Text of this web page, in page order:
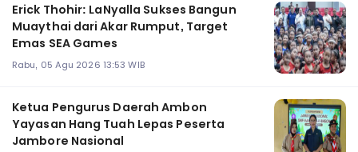
Erick Thohir: LaNyalla Sukses Bangun
Muaythai dari Akar Rumput, Target
Emas SEA Games
Rabu, 05 Agu 2026 13:53 WIB
Ketua Pengurus Daerah Ambon
Yayasan Hang Tuah Lepas Peserta
Jambore Nasional